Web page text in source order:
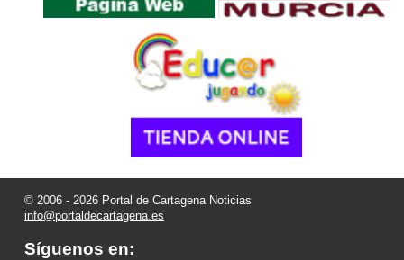
© 2006 - 2026 Portal de Cartagena Noticias
info@portaldecartagena.es
Síguenos en: